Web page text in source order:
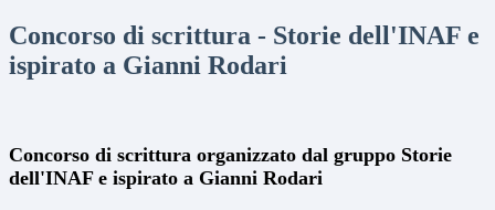
Concorso di scrittura - Storie dell'INAF e
ispirato a Gianni Rodari
Concorso di scrittura organizzato dal gruppo Storie
dell'INAF e ispirato a Gianni Rodari